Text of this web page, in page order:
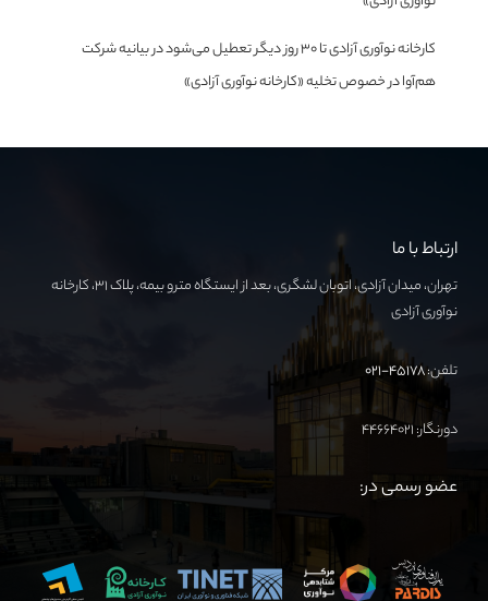
کارخانه نوآوری آزادی تا ۳۰ روز دیگر تعطیل می‌شود دربیانیه شرکت
هم‌آوا در خصوص تخلیه «کارخانه نوآوری آزادی»
ارتباط با ما
تهران، میدان آزادی، اتوبان لشگری، بعد از ایستگاه مترو بیمه، پلاک ۳۱، کارخانه
نوآوری آزادی
تلفن:۴۵۱۷۸-۰۲۱
دورنگار: ۴۴۶۶۴۰۲۱
عضو رسمی در: